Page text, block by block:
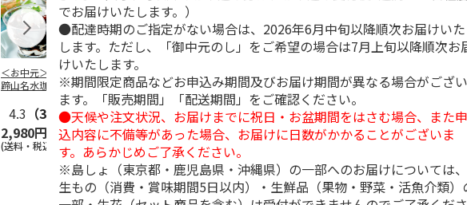
＜お中元＞北海道羊
蹄山名水珈琲ゼリー
4.3 （3）
2,980円
(送料・税込)
＜お中元＞＜ひとと
え＞３層デザートジ
ュレパフェ～国産フ
ルー…
4.7（10）
2,980円
(送料・税込)
疋屋＞銀座ゼリー９
個
5.0（5）
3,240円
(送料・税込)
コレートシロップポ
ーション」
30g×21 …
4,980円
＜沼津深
房＞プレー
3,900円
でお届けいたします。）
●配達時期のご指定がない場合は、2026年6月中旬以降順次お届けいた
します。ただし、「御中元のし」をご希望の場合は7月上旬以降順次お
けいたします。
※期間限定商品などお申込み期間及びお届け期間が異なる場合がござい
ます。「販売期間」「配送期間」をご確認ください。
●天候や注文状況、お届けまでに祝日・お盆期間をはさむ場合、また申
込内容に不備等があった場合、お届けに日数がかかることがございま
す。あらかじめご了承ください。
※島しょ（東京都・鹿児島県・沖縄県）の一部へのお届けについては、
生もの（消費・賞味期間5日以内）・生鮮品（果物・野菜・活魚介類）